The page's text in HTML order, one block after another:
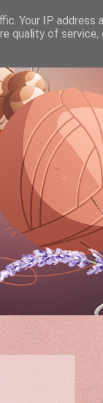
Your IP address
quality of service,